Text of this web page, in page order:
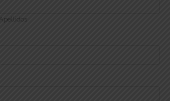
Apellidos